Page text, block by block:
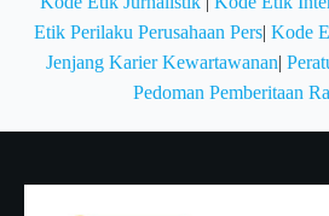
Etik Perilaku Perusahaan Pers| Kode
Jenjang Karier Kewartawanan|
Pedoman Pemberitaan